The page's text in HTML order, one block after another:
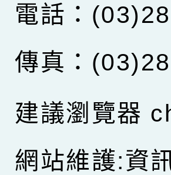
電話：
傳真：
建議瀏覽器
網站維護:資